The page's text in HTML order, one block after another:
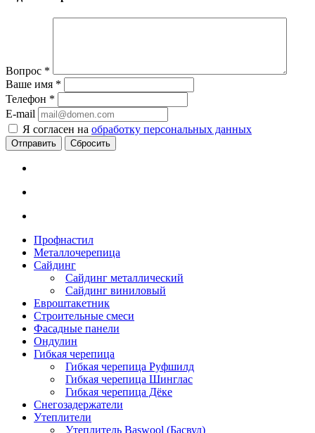
Вопрос *
Ваше имя *
Телефон *
E-mail
Я согласен на обработку персональных данных
Сбросить
Профнастил
Металлочерепица
Сайдинг
Сайдинг металлический
Сайдинг виниловый
Евроштакетник
Строительные смеси
Фасадные панели
Ондулин
Гибкая черепица
Гибкая черепица Руфшилд
Гибкая черепица Шинглас
Гибкая черепица Дёке
Снегозадержатели
Утеплители
Утеплитель Baswool (Басвул)